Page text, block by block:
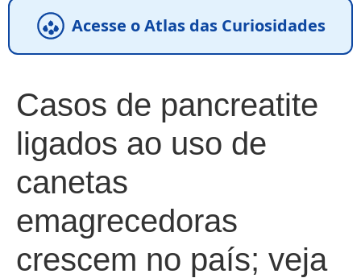
Acesse o Atlas das Curiosidades
Casos de pancreatite
ligados ao uso de
canetas
emagrecedoras
crescem no país; veja